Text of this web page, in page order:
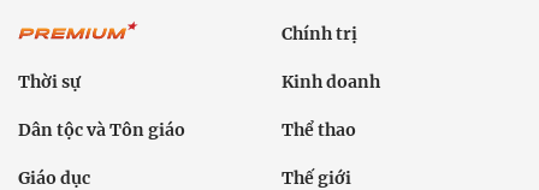
Chính trị
Thời sự Kinh doanh
Dân tộc và Tôn giáo Thể thao
Giáo dục Thế giới